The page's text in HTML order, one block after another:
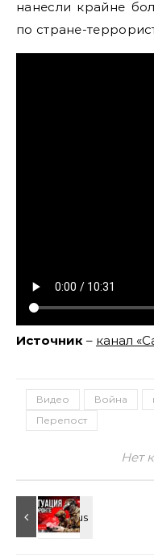
нанесли крайне
по стране-
Источник – канал
Видео Война
Перепост
Нет